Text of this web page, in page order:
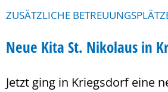
ZUSÄTZLICHE
Neue Kita St. Nikolaus in
Jetzt ging in Kriegsdorf eine